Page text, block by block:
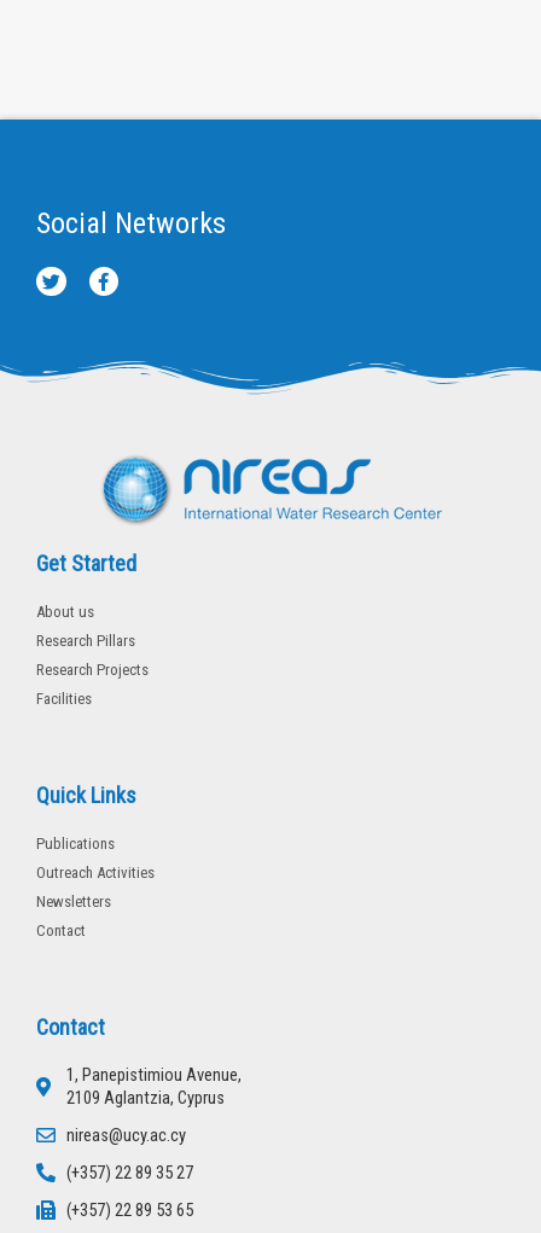
Social Networks
T
w
r
F
a
o
Get Started
About us
Research Pillars
Research Projects
Facilities
Quick Links
Publications
Outreach Activities
Newsletters
Contact
Contact
1, Panepistimiou Avenue,
2109 Aglantzia, Cyprus
nireas@ucy.ac.cy
(+357) 22 89 35 27
(+357) 22 89 53 65